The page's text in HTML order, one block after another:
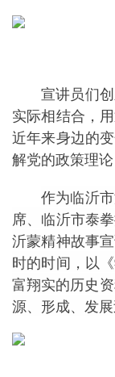
宣讲员们
实际相结合，
近年来身边的
解党的政策理
作为临沂
席、临沂市泰
沂蒙精神故事
时的时间，以
富翔实的历史
源、形成、发展